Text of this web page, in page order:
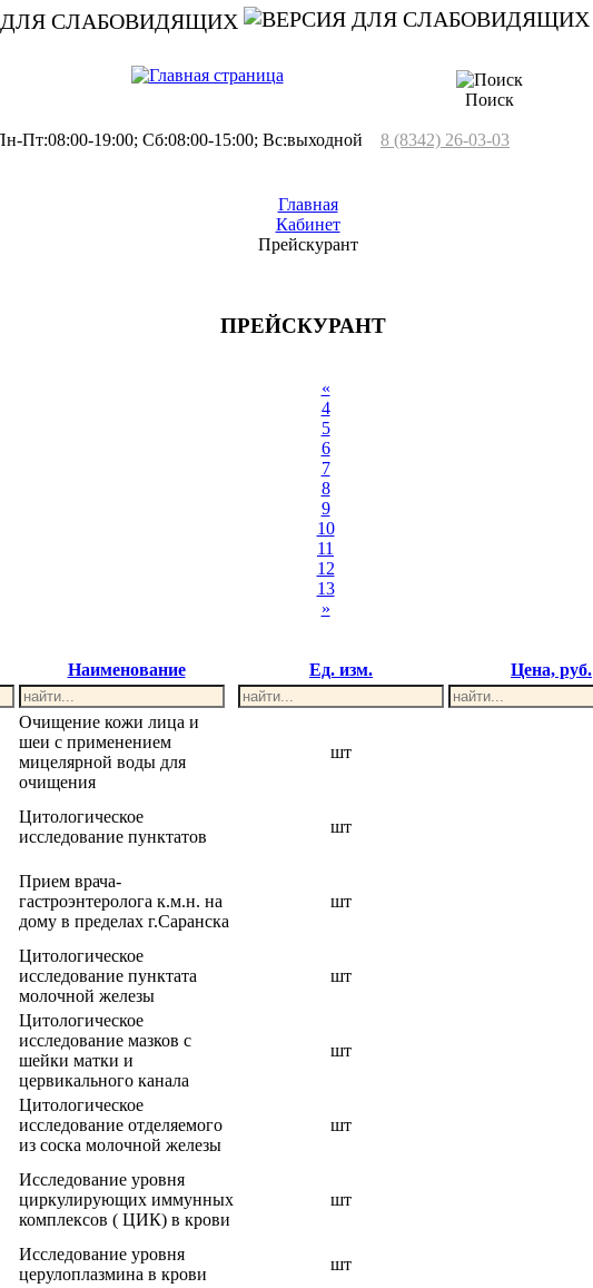
ДЛЯ СЛАБОВИДЯЩИХ
Поиск
Пт:08:00-19:00; Сб:08:00-15:00; Вс:выходной 8 (8342) 26-03-03
Главная
Кабинет
Прейскурант
ПРЕЙСКУРАНТ
«
4
5
6
7
8
9
10
11
12
13
»
Наименование
Ед. изм. Цена, руб.
Очищение кожи лица и
шеи с применением
мицелярной воды для
очищения
шт
Цитологическое
исследование пунктатов
шт
Прием врача-
гастроэнтеролога к.м.н. на
дому в пределах г.Саранска
шт
Цитологическое
исследование пунктата
молочной железы
шт
Цитологическое
исследование мазков с
шейки матки и
цервикального канала
шт
Цитологическое
исследование отделяемого
из соска молочной железы
шт
Исследование уровня
циркулирующих иммунных
комплексов ( ЦИК) в крови
шт
Исследование уровня
церулоплазмина в крови
шт